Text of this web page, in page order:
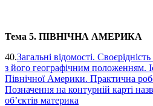
Тема 5. ПІВНІЧНА АМЕРИКА
40.Загальні відомості.
з його географічним положенням.
Північної Америки. Практична
Позначення на контурній карті
об’єктів материка